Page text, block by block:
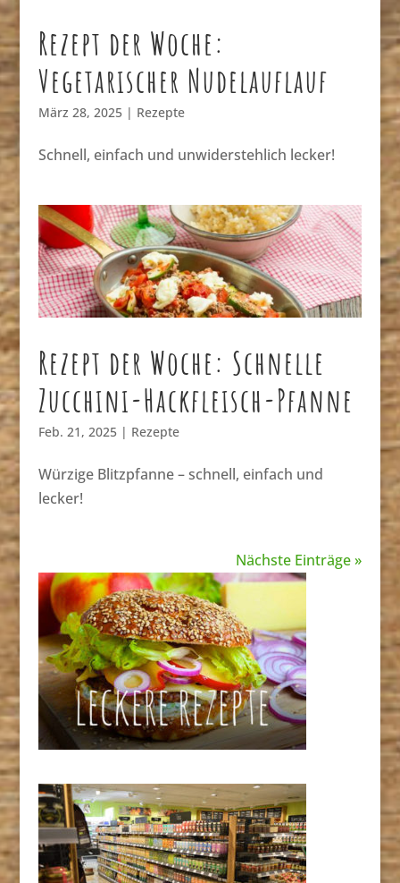
Rezept der Woche:
Vegetarischer Nudelauflauf
März 28, 2025| Rezepte
Schnell, einfach und unwiderstehlich lecker!
Rezept der Woche: Schnelle
Zucchini-Hackfleisch-Pfanne
Feb. 21, 2025| Rezepte
Würzige Blitzpfanne – schnell, einfach und
lecker!
Nächste Einträge »